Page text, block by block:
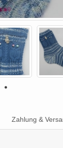
Zahlung &